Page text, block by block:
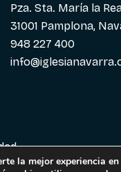
Pza. Sta. María la
31001 Pamplona,
948 227 400
la mejor experiencia